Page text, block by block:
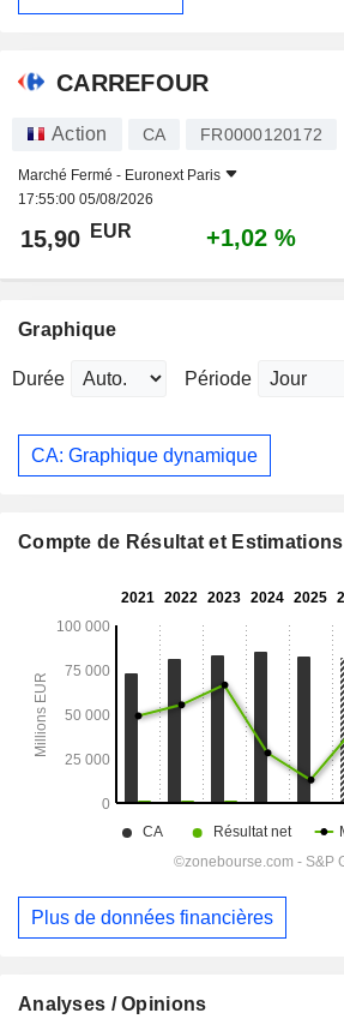
CARREFOUR
Action CA FR0000120172
Marché Fermé - Euronext Paris
17:55:00 05/08/2026
15,90 EUR +1,02 %
Graphique
Durée Période
CA: Graphique dynamique
Compte de Résultat et Estimations
Plus de données financières
Analyses / Opinions